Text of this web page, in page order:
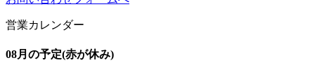
営業カレンダー
08月の予定(赤が休み)